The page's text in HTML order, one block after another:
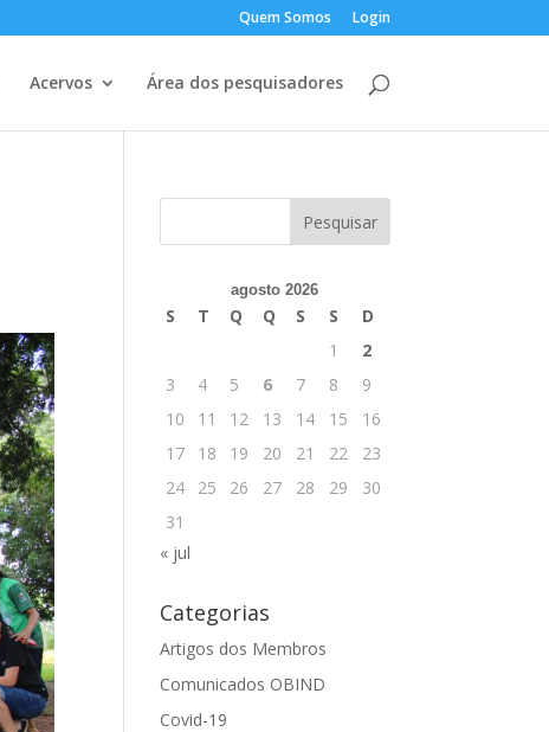
Quem Somos Login
Acervos Área dos pesquisadores
agosto 2026
S T Q Q S S
D
1
2
3
4 5 6 7 8
9
10
11 12 13 14 15
16
17
18 19 20 21 22
23
24
25 26 27 28 29
30
31
« jul
Categorias
Artigos dos Membros
Comunicados OBIND
Covid-19